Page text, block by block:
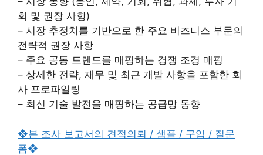
회 및 권장 사항)
– 시장 추정치를 기반으로 한 주요 비즈니스 부문의
전략적 권장 사항
– 주요 공통 트렌드를 매핑하는 경쟁 조경 매핑
– 상세한 전략, 재무 및 최근 개발 사항을 포함한 회
사 프로파일링
– 최신 기술 발전을 매핑하는 공급망 동향
❖본 조사 보고서의 견적의뢰 / 샘플 / 구입 / 질문
폼❖